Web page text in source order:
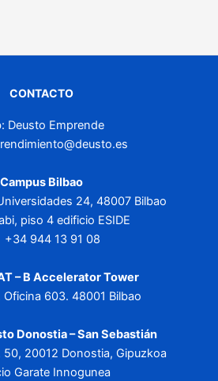
CONTACTO
Deusto Emprende
Campus Bilbao
24, 48007 Bilbao
piso 4 edificio ESIDE
+34 944 13 91 08
– B Accelerator Tower
Oficina 603. 48001 Bilbao
Donostia – San Sebastián
50, 20012 Donostia, Gipuzkoa
Garate Innogunea